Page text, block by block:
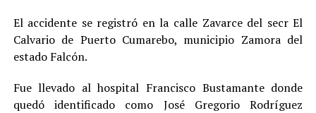
El accidente se registró en la calle Zavarce del secr El
Calvario de Puerto Cumarebo, municipio Zamora del
estado Falcón.
Fue llevado al hospital Francisco Bustamante donde
quedó identificado como José Gregorio Rodríguez